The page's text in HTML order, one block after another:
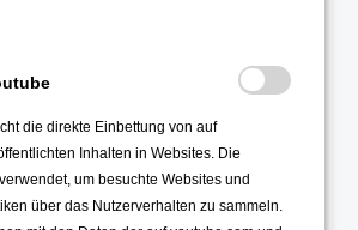
die direkte Einbettung von auf
Inhalten in Websites. Die
um besuchte Websites und
über das Nutzerverhalten zu sammeln.